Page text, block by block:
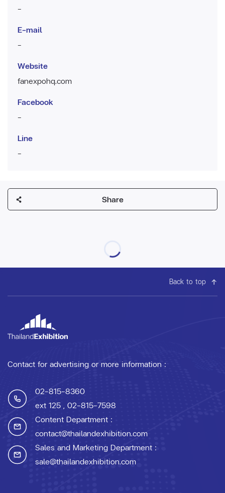
-
E-mail
-
Website
fanexpohq.com
Facebook
-
Line
-
Share
Back to top
Contact for advertising or more information :
02-815-8360
ext 125 , 02-815-7598
Content Department :
contact@thailandexhibition.com
Sales and Marketing Department :
sale@thailandexhibition.com